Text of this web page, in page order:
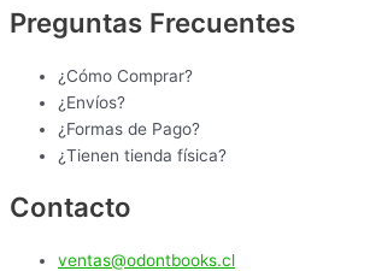
Preguntas Frecuentes
¿Cómo Comprar?
¿Envíos?
¿Formas de Pago?
¿Tienen tienda física?
Contacto
ventas@odontbooks.cl